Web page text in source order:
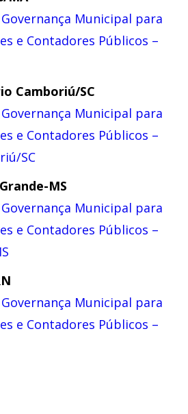
Municipal para
e Contadores Públicos –
Camboriú/SC
Municipal para
e Contadores Públicos –
SC
MS​
Municipal para
e Contadores Públicos –
Municipal para
e Contadores Públicos –